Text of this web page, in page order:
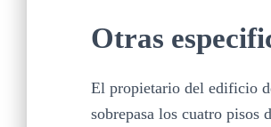
Otras
El propietario del edificio
sobrepasa los cuatro pisos